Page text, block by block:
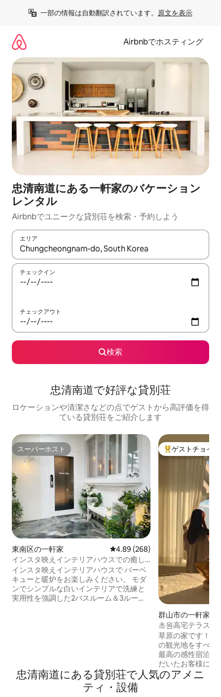
一部の情報は自動翻訳されています。 原文を表示
Airbnbでホスティング
忠清南道にある一軒家のバケーション
レンタル
Airbnbでユニークな貸別荘を検索・予約しよう
エリア
検索結果が表示されたら、上下の矢印キーを使って移動するか
チェックイン
チェックアウト
検索
忠清南道で好評な貸別荘
ロケーションや清潔さなどの点でゲストから高評価を得
ている貸別荘をご紹介します
スーパーホスト
スーパーホスト
東南区の一軒家 レビュー268件、5つ星中4.89つ
4.89 (268)
インスタ映えインテリアハウスでの癒し
の滞在＆バーベキュー「フォレストステ
イ」
インスタ映えインテリアハウスで バーベ
キューと暖炉をお楽しみください。 モダ
ンでシンプルな白いインテリアで洗練と
実用性を強調した2バスルーム＆3ルーム
られています。 各階の出入口に設置され
た監視カメラで、違反状況を常に監視し
ています。 最大人数は10名で、大人また
大好評のゲスト
ゲストチョイス
群山市の一軒家
초원高宅テラス、
一望、キッズ、カ
規宿泊施設（イセ
草原の家です！
の観光地をすべて
最高の感性宿泊施設です
だいたお客様には
ルメコースなど
ベビーチェア、温
忠清南道にある貸別荘で人気のアメニ
ティ・設備